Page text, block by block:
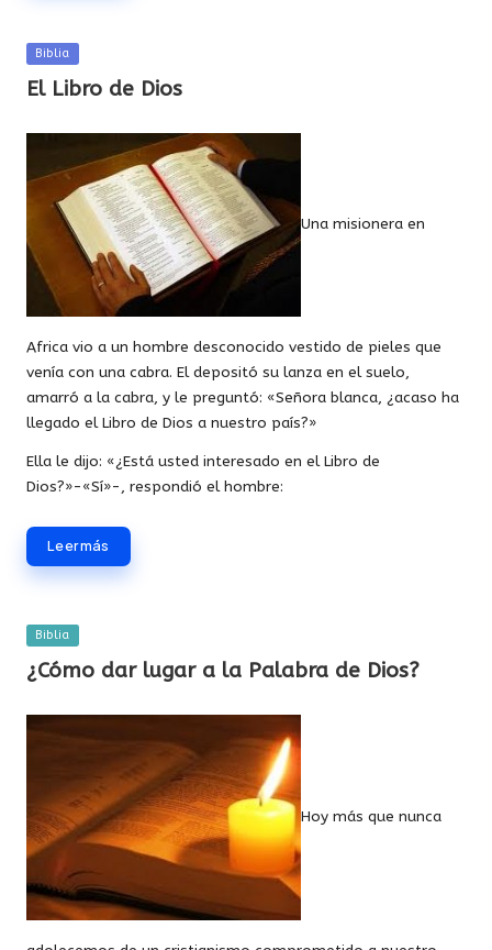
Publicada
en
Biblia
El Libro de Dios
Una misionera en
Africa vio a un hombre desconocido vestido de pieles que
venía con una cabra. El depositó su lanza en el suelo,
amarró a la cabra, y le preguntó: «Señora blanca, ¿acaso ha
llegado el Libro de Dios a nuestro país?»
Ella le dijo: «¿Está usted interesado en el Libro de
Dios?»-«Sí»-, respondió el hombre:
Leer más
Publicada
Biblia
¿Cómo dar lugar a la Palabra de Dios?
Hoy más que nunca